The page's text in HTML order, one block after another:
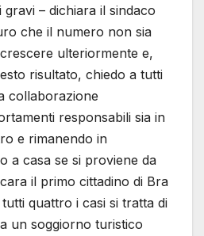
– dichiara il sindaco
che il numero non sia
ulteriormente e,
risultato, chiedo a tutti
collaborazione
responsabili sia in
e rimanendo in
a casa se si proviene da
il primo cittadino di Bra
quattro i casi si tratta di
un soggiorno turistico